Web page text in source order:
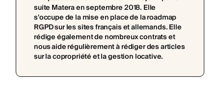
suite Matera en septembre 2018. Elle
s'occupe de la mise en place de la roadmap
RGPD sur les sites français et allemands. Elle
rédige également de nombreux contrats et
nous aide régulièrement à rédiger des articles
sur la copropriété et la gestion locative.